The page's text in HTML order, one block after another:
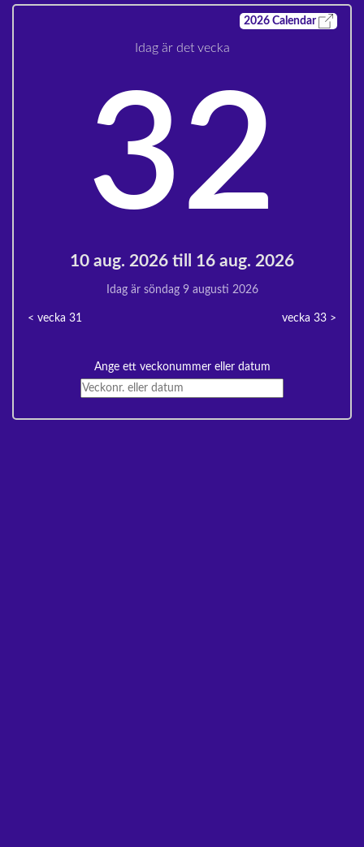
2026 Calendar
Idag är det vecka
32
10 aug. 2026 till 16 aug. 2026
Idag är söndag 9 augusti 2026
< vecka31 vecka 33>
Ange ett veckonummer eller datum